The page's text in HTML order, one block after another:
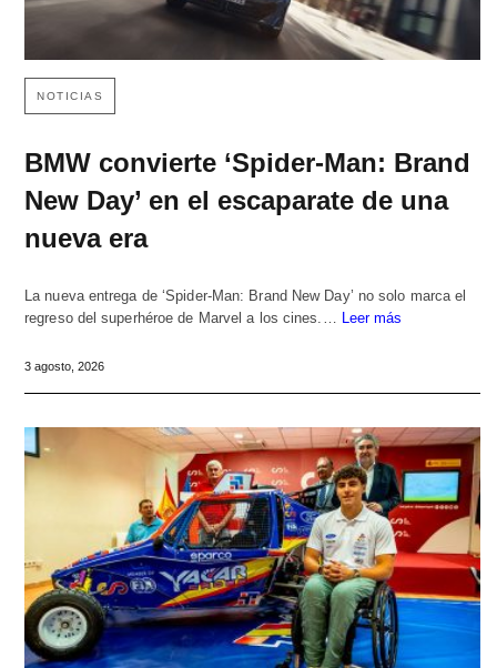
NOTICIAS
BMW convierte ‘Spider-Man: Brand
New Day’ en el escaparate de una
nueva era
La nueva entrega de ‘Spider-Man: Brand New Day’ no solo marca el
regreso del superhéroe de Marvel a los cines.… Leer más
3 agosto, 2026